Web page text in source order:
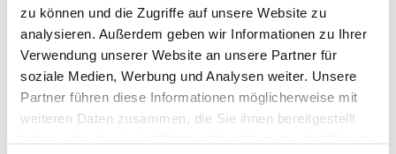
zu können und die Zugriffe auf unsere Website zu
analysieren. Außerdem geben wir Informationen zu Ihrer
Verwendung unserer Website an unsere Partner für
soziale Medien, Werbung und Analysen weiter. Unsere
Partner führen diese Informationen möglicherweise mit
weiteren Daten zusammen, die Sie ihnen bereitgestellt
Haus der Kirche, EG Raum 008